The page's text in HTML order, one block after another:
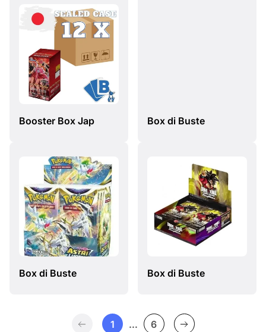
Booster Box Jap Box di Buste
Box di Buste Box di Buste
1 … 6